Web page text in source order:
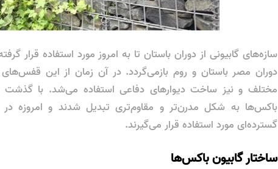
سازه‌های گابیونی از دوران باستان تا به امروز مورد استفاده قرار
دوران مصر باستان و روم بازمی‌گردد. در آن زمان از این
مختلف و نیز ساخت دیوارهای دفاعی استفاده می‌شد. با گذشت
باکس‌ها به شکل مدرن‌تر و مقاوم‌تری تبدیل شدند و امروزه
گسترده‌ای مورد استفاده قرار می‌گیرند.
ساختار گابیون باکس‌ها